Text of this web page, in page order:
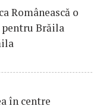
Românească o
Brăila
în centre